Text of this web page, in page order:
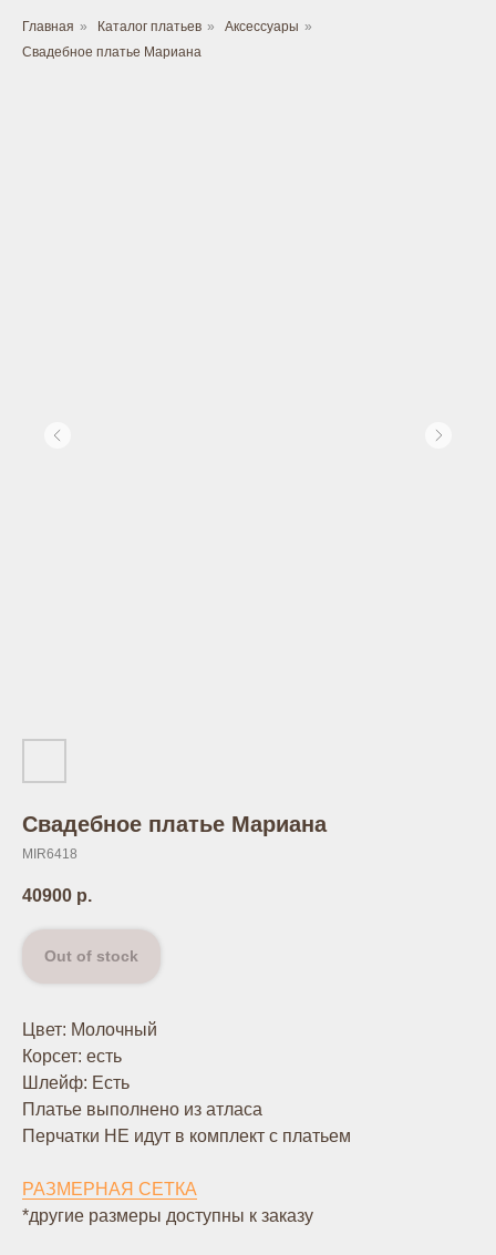
Главная » Каталог платьев » Аксессуары »
Свадебное платье Мариана
Свадебное платье Мариана
MIR6418
40900 р.
Out of stock
Цвет: Молочный
Корсет: есть
Шлейф: Есть
Платье выполнено из атласа
Перчатки НЕ идут в комплект с платьем
РАЗМЕРНАЯ СЕТКА
*другие размеры доступны к заказу